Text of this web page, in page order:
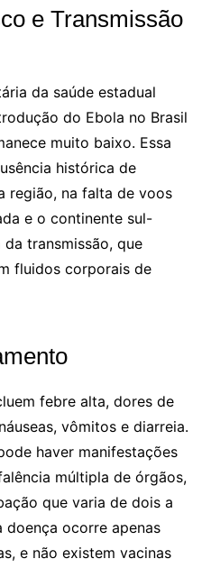
e Transmissão
da saúde estadual
do Ebola no Brasil
muito baixo. Essa
histórica de
região, na falta de voos
e o continente sul-
transmissão, que
fluidos corporais de
febre alta, dores de
vômitos e diarreia.
haver manifestações
múltipla de órgãos,
que varia de dois a
doença ocorre apenas
e não existem vacinas